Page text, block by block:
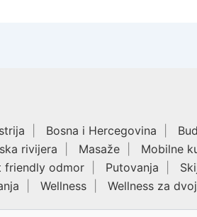
Bosna i Hercegovina
rivijera Masaže Mobilne
friendly odmor Putovanja
Wellness Wellness za